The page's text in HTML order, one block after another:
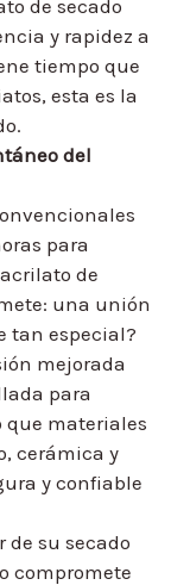
de secado
y rapidez a
tiempo que
esta es la
del
para
de
una unión
tan especial?
mejorada
para
que materiales
cerámica y
y confiable
de su secado
compromete